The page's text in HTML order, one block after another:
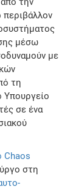
περιβάλλον
μέσω
με
τη
σε ένα
Chaos
στη